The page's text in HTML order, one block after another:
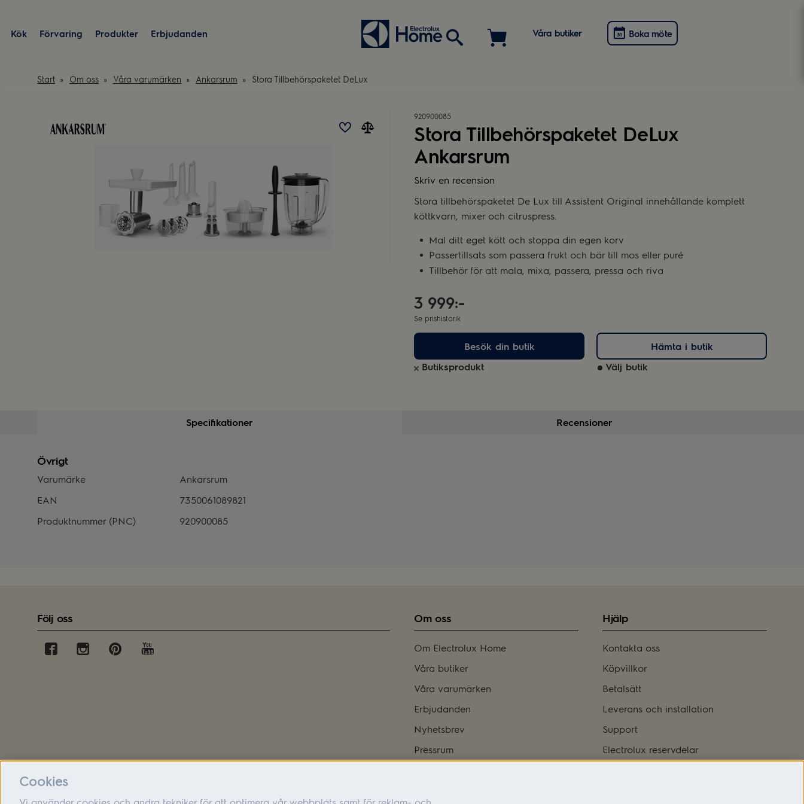
Kök Förvaring Produkter Erbjudanden Våra butiker Boka möte
Start Om oss Våra varumärken Ankarsrum Stora Tillbehörspaketet DeLux
920900085
Stora Tillbehörspaketet DeLux
Ankarsrum
Skriv en recension
Stora tillbehörspaketet De Lux till Assistent Original innehållande komplett
köttkvarn, mixer och citruspress.
Mal ditt eget kött och stoppa din egen korv
Passertillsats som passera frukt och bär till mos eller puré
Tillbehör för att mala, mixa, passera, pressa och riva
3 999:-
Se prishistorik
Besök din butik
Butiksprodukt
Hämta i butik
Välj butik
Specifikationer Recensioner
Övrigt
Varumärke
Ankarsrum
EAN
7350061089821
Produktnummer (PNC)
920900085
Följ oss Om oss
Om Electrolux Home
Våra butiker
Våra varumärken
Erbjudanden
Nyhetsbrev
Pressrum
Hjälp
Kontakta oss
Köpvillkor
Betalsätt
Leverans och installation
Support
Electrolux reservdelar
Cookies